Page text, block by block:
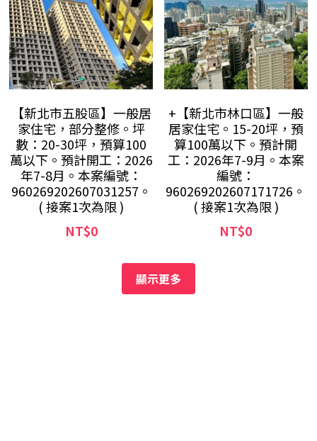
【新北市五股區】一般居
家住宅，部分整修。坪
數：20-30坪，預算100
萬以下。預計開工：2026
年7-8月。本案編號：
960269202607031257。
( 接案1次為限 )
NT$0
+【新北市林口區】一般
居家住宅。15-20坪，預
算100萬以下。預計開
工：2026年7-9月。本案
編號：
960269202607171726。
( 接案1次為限 )
NT$0
顯示更多